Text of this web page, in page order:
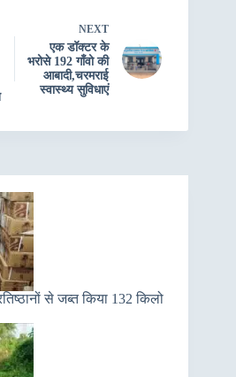
NEXT
एक डॉक्टर के
भरोसे 192 गाँवो की
आबादी,चरमराई
स्वास्थ्य सुविधाएं
से जब्त किया 132 किलो